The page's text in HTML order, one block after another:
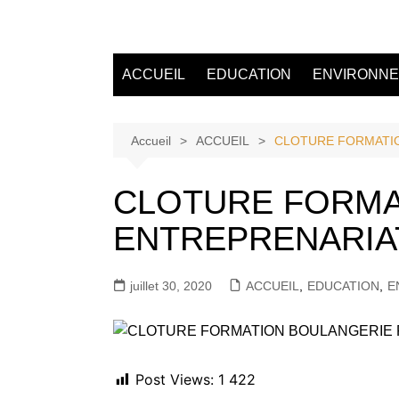
ACCUEIL EDUCATION
Accueil ACCUEIL CLOTURE
CLOTURE
juillet 30, 2020 ACCUEIL EDUCATION
Post Views: 1 422